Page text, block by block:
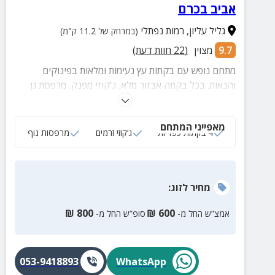
אביב בכרם
גליל עליון, רמות נפתלי (במרחק של 11.2 ק"מ)
9.7 מצוין (
22 חוות דעת)
מתחם נופש עם בקתות עץ נעימות ומלאות בפינוקים
והנאות. בכל בקתה אבזור מלא, ג'קוזי מפנק, מרפסת גן
עטופה בטבע ירוק של עמק קדש והרי נפתלי.
מאפייני המתחם
4 בקתות כפריות ג‘קוזי זרמים מרפסות נוף
מחירלזוג:
אמצ”ש החל מ- 600
₪ סופ”ש החל מ- 800
₪
WhatsApp
053-9418893